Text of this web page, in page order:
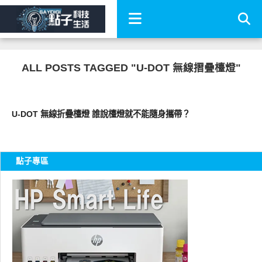
ALL POSTS TAGGED "U-DOT 無線摺疊檯燈"
U-DOT 無線折疊檯燈 誰說檯燈就不能隨身攜帶？
點子專區